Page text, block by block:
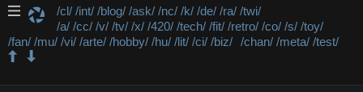
/cl/ /int/ /blog/ /ask/ /nc/ /k/ /de/ /ra/ /twi/
/a/ /cc/ /v/ /tv/ /x/ /420/ /tech/ /fit/ /retro/ /co/ /s/ /toy/
/fan/ /mu/ /vi/ /arte/ /hobby/ /hu/ /lit/ /ci/ /biz/ /chan/ /meta/ /test/